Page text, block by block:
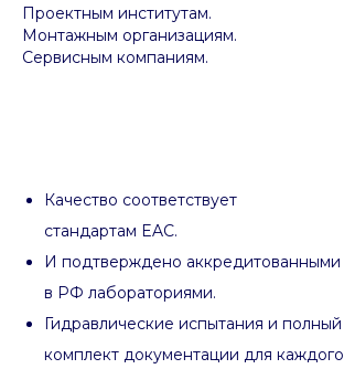
Проектным институтам.
Монтажным организациям.
Сервисным компаниям.
Качество соответствует
стандартам EAC.
И подтверждено аккредитованными
в РФ лабораториями.
Гидравлические испытания и полный
комплект документации для каждого